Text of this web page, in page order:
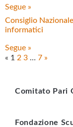
Segue »
Consiglio
informatici
Segue »
« 1 2 3 … 7 »
Comitato Pari
Fondazione